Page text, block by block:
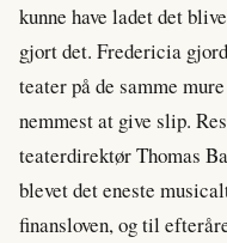
kunne have ladet det
gjort det. Fredericia
teater på de samme
nemmest at give slip.
teaterdirektør Thomas
blevet det eneste
finansloven, og til